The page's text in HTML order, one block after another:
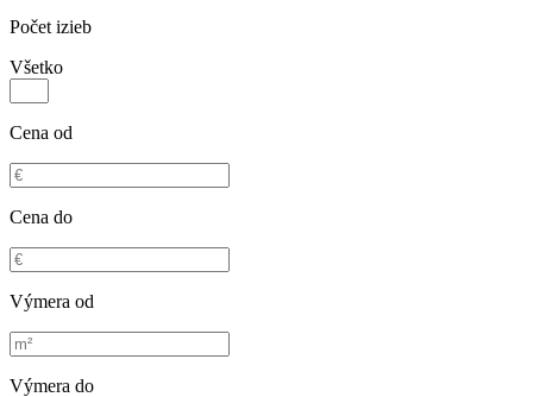
Počet izieb
Všetko
Cena od
Cena do
Výmera od
Výmera do